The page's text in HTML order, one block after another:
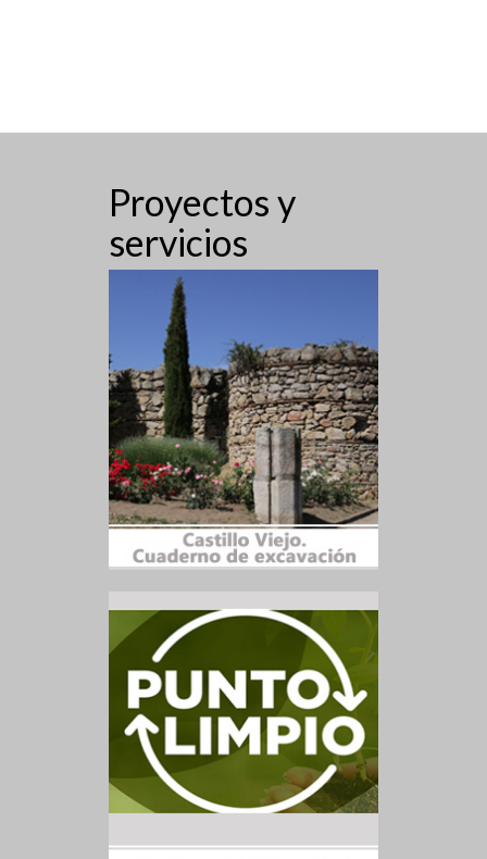
Proyectos y
servicios